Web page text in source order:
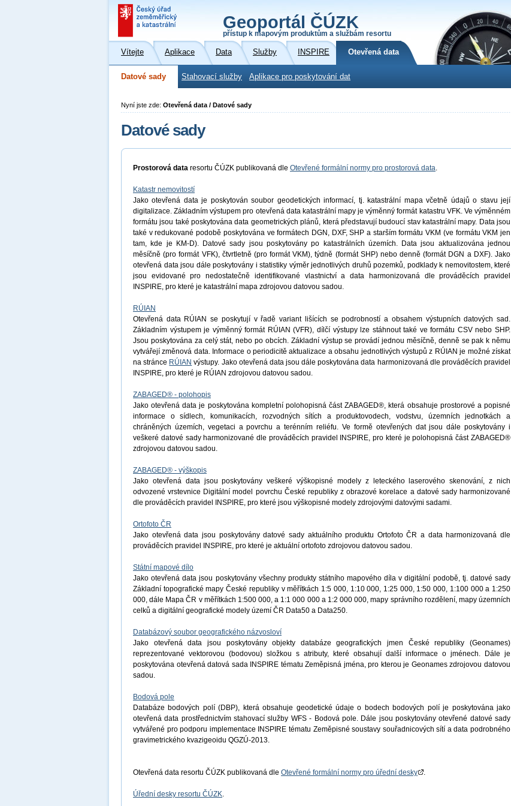
Geoportál ČÚZK
přístup k mapovým produktům a službám resortu
Vítejte Aplikace Data Služby INSPIRE Otevřená data
Datové sady Stahovací služby Aplikace pro poskytování dat
Nyní jste zde: Otevřená data / Datové sady
Datové sady
Prostorová data resortu ČÚZK publikovaná dle Otevřené formální normy pro prostorová data.
Katastr nemovitostí
Jako otevřená data je poskytován soubor geodetických informací, tj. katastrální mapa včetně údajů o stavu její
digitalizace. Základním výstupem pro otevřená data katastrální mapy je výměnný formát katastru VFK. Ve výměnném
formátu jsou také poskytována data geometrických plánů, která představují budoucí stav katastrální mapy. Data jsou
také v redukované podobě poskytována ve formátech DGN, DXF, SHP a starším formátu VKM (ve formátu VKM jen
tam, kde je KM-D). Datové sady jsou poskytovány po katastrálních územích. Data jsou aktualizována jednou
měsíčně (pro formát VFK), čtvrtletně (pro formát VKM), týdně (formát SHP) nebo denně (formát DGN a DXF). Jako
otevřená data jsou dále poskytovány i statistiky výměr jednotlivých druhů pozemků, podklady k nemovitostem, které
jsou evidované pro nedostatečně identifikované vlastnictví a data harmonizovaná dle prováděcích pravidel
INSPIRE, pro které je katastrální mapa zdrojovou datovou sadou.
RÚIAN
Otevřená data RÚIAN se poskytují v řadě variant lišících se podrobností a obsahem výstupních datových sad.
Základním výstupem je výměnný formát RÚIAN (VFR), dílčí výstupy lze stáhnout také ve formátu CSV nebo SHP.
Jsou poskytována za celý stát, nebo po obcích. Základní výstup se provádí jednou měsíčně, denně se pak k němu
vytvářejí změnová data. Informace o periodicitě aktualizace a obsahu jednotlivých výstupů z RÚIAN je možné získat
na stránce RÚIAN výstupy. Jako otevřená data jsou dále poskytována data harmonizovaná dle prováděcích pravidel
INSPIRE, pro které je RÚIAN zdrojovou datovou sadou.
ZABAGED® - polohopis
Jako otevřená data je poskytována kompletní polohopisná část ZABAGED®, která obsahuje prostorové a popisné
informace o sídlech, komunikacích, rozvodných sítích a produktovodech, vodstvu, územních jednotkách a
chráněných územích, vegetaci a povrchu a terénním reliéfu. Ve formě otevřených dat jsou dále poskytovány i
veškeré datové sady harmonizované dle prováděcích pravidel INSPIRE, pro které je polohopisná část ZABAGED®
zdrojovou datovou sadou.
ZABAGED® - výškopis
Jako otevřená data jsou poskytovány veškeré výškopisné modely z leteckého laserového skenování, z nich
odvozené vrstevnice Digitální model povrchu České republiky z obrazové korelace a datové sady harmonizované
dle prováděcích pravidel INSPIRE, pro které jsou výškopisné modely zdrojovými datovými sadami.
Ortofoto ČR
Jako otevřená data jsou poskytovány datové sady aktuálního produktu Ortofoto ČR a data harmonizovaná dle
prováděcích pravidel INSPIRE, pro které je aktuální ortofoto zdrojovou datovou sadou.
Státní mapové dílo
Jako otevřená data jsou poskytovány všechny produkty státního mapového díla v digitální podobě, tj. datové sady
Základní topografické mapy České republiky v měřítkách 1:5 000, 1:10 000, 1:25 000, 1:50 000, 1:100 000 a 1:250
000, dále Mapa ČR v měřítkách 1:500 000, a 1:1 000 000 a 1:2 000 000, mapy správního rozdělení, mapy územních
celků a digitální geografické modely území ČR Data50 a Data250.
Databázový soubor geografického názvosloví
Jako otevřená data jsou poskytovány objekty databáze geografických jmen České republiky (Geonames)
reprezentované vektorovou (bodovou) složkou s atributy, které obsahují další informace o jménech. Dále je
poskytována otevřená datová sada INSPIRE tématu Zeměpisná jména, pro kterou je Geonames zdrojovou datovou
sadou.
Bodová pole
Databáze bodových polí (DBP), která obsahuje geodetické údaje o bodech bodových polí je poskytována jako
otevřená data prostřednictvím stahovací služby WFS - Bodová pole. Dále jsou poskytovány otevřené datové sady
vytvářené pro podporu implementace INSPIRE tématu Zeměpisné soustavy souřadnicových sítí a data podrobného
gravimetrického kvazigeoidu QGZÚ-2013.
Otevřená data resortu ČÚZK publikovaná dle Otevřené formální normy pro úřední desky .
Úřední desky resortu ČÚZK.